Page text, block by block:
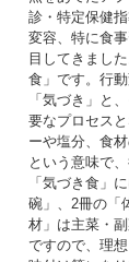
診・特定保健
変容、特に食
目してきまし
食」です。行
「気づき」と
要なプロセス
ーや塩分、食
という意味で
「気づき食」
碗」、2冊の「
材」は主菜・
ですので、理